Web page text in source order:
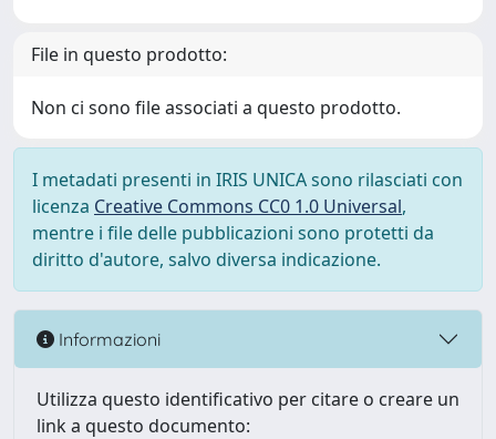
File in questo prodotto:
Non ci sono file associati a questo prodotto.
I metadati presenti in IRIS UNICA sono rilasciati con
licenza Creative Commons CC0 1.0 Universal,
mentre i file delle pubblicazioni sono protetti da
diritto d'autore, salvo diversa indicazione.
Informazioni
Utilizza questo identificativo per citare o creare un
link a questo documento: